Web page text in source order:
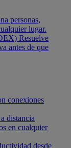
personas,
lugar.
Resuelve
antes de que
conexiones
distancia
en cualquier
desde